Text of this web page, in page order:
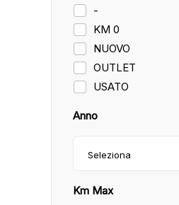
-
KM 0
NUOVO
OUTLET
USATO
Anno
Seleziona
Km Max